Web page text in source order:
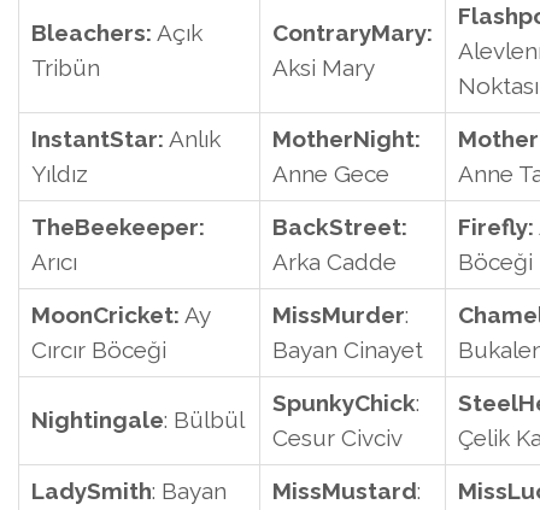
Bleachers: Açık
Tribün
ContraryMary:
Aksi Mary
Noktası
InstantStar: Anlık
Yıldız
MotherNight:
Anne Gece
Anne
TheBeekeeper:
Arıcı
BackStreet:
Arka Cadde
Firefly:
Böceği
MoonCricket: Ay
Cırcır Böceği
MissMurder:
Bayan Cinayet
Nightingale: Bülbül
SpunkyChick:
Cesur Civciv
Çelik
LadySmith: Bayan
MissMustard: